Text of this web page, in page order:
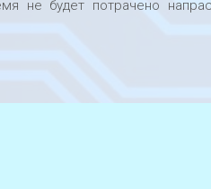
не будет потрачено